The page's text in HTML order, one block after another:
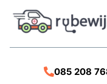
085 208